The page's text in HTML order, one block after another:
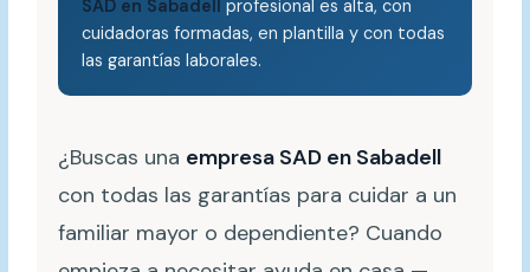
SAD en Sabadell
profesional es alta, con
cuidadoras formadas, en plantilla y con todas
las garantías laborales.
¿Buscas una empresa SAD en Sabadell
con todas las garantías para cuidar a un
familiar mayor o dependiente? Cuando